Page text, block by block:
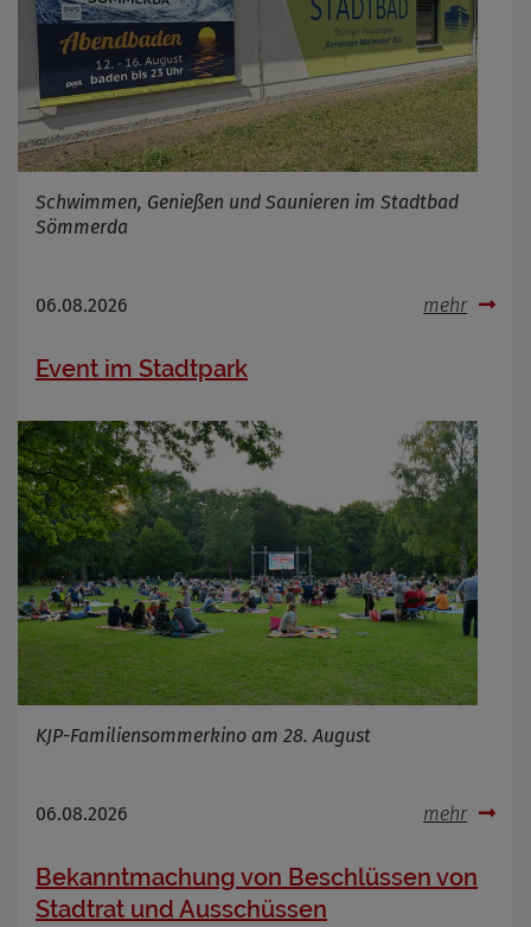
Schwimmen, Genießen und Saunieren im Stadtbad
Sömmerda
06.08.2026 mehr
Event im Stadtpark
KJP-Familiensommerkino am 28. August
06.08.2026 mehr
Bekanntmachung von Beschlüssen von
Stadtrat und Ausschüssen
Anbieter
Zweck
Marketing/Tracking
Cookie Name
_osm_totp_token
Cookie Laufzeit
Cookies die bei der Verwendung von